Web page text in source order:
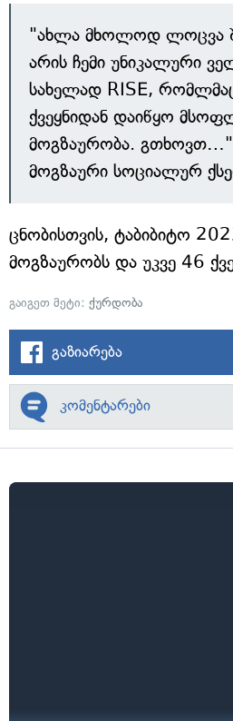
"ახლა მხოლოდ ლოცვა
არის ჩემი უნიკალური
სახელად RISE,
ქვეყნიდან დაიწყო
მოგზაურობა.
მოგზაური სოციალურ
ცნობისთვის, ტაბიბიტო
მოგზაურობს და უკვე 46
გაიგეთ მეტი: ქურდობა
გაზიარება
კომენტარები